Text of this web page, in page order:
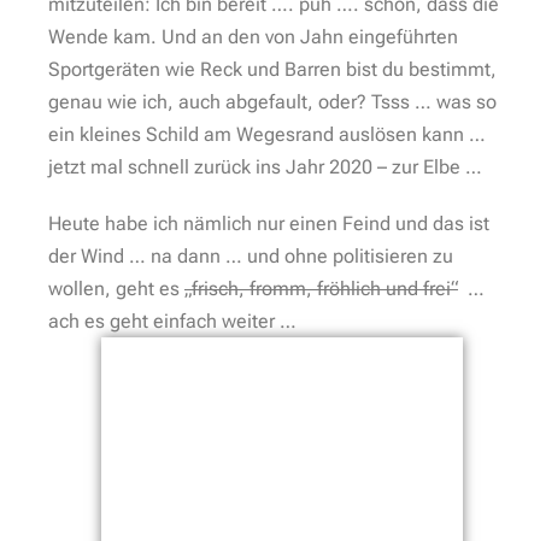
Wende kam. Und an den von Jahn eingeführten
Sportgeräten wie Reck und Barren bist du bestimmt,
genau wie ich, auch abgefault, oder? Tsss … was so
ein kleines Schild am Wegesrand auslösen kann …
jetzt mal schnell zurück ins Jahr 2020 – zur Elbe …
Heute habe ich nämlich nur einen Feind und das ist
der Wind … na dann … und ohne politisieren zu
wollen, geht es „frisch, fromm, fröhlich und frei“ …
ach es geht einfach weiter …